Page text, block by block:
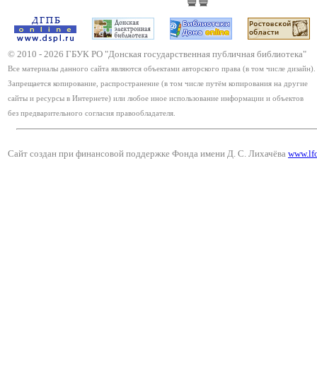
© 2010 - 2026 ГБУК РО "Донская государственная публичная библиотека"
Все материалы данного сайта являются объектами авторского права (в том числе дизайн).
Запрещается копирование, распространение (в том числе путём копирования на другие
сайты и ресурсы в Интернете) или любое иное использование информации и объектов
без предварительного согласия правообладателя.
Сайт создан при финансовой поддержке Фонда имени Д. С. Лихачёва